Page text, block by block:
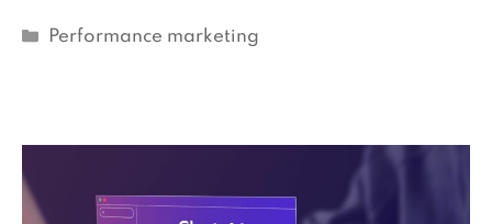
Kategorie
Performance marketing